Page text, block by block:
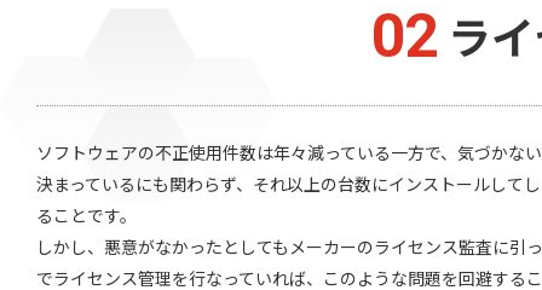
02 ラ
ソフトウェアの不正使用件数は年々減っている一方で、気づかな
決まっているにも関わらず、それ以上の台数にインストールして
ることです。
しかし、悪意がなかったとしてもメーカーのライセンス監査に
でライセンス管理を行なっていれば、このような問題を回避する